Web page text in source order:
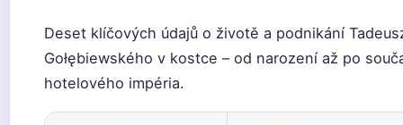
Deset klíčových údajů o životě a podnikání
Gołębiewského v kostce – od narození až po
hotelového impéria.